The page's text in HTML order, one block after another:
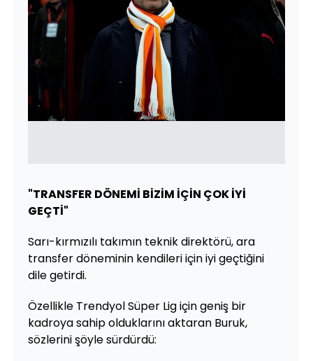
"TRANSFER DÖNEMİ BİZİM İÇİN ÇOK İYİ
GEÇTİ"
Sarı-kırmızılı takımın teknik direktörü, ara
transfer döneminin kendileri için iyi geçtiğini
dile getirdi.
Özellikle Trendyol Süper Lig için geniş bir
kadroya sahip olduklarını aktaran Buruk,
sözlerini şöyle sürdürdü: